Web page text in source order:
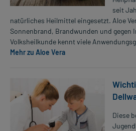
seit
natürliches Heilmittel eingesetzt. Aloe
Sonnenbrand, Brandwunden und gegen
Volksheilkunde kennt viele
Mehr zu Aloe Vera
Diese